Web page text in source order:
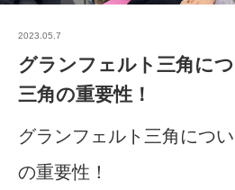
2023.05.7
グランフェルト三角に
三角の重要性！
グランフェルト三角につ
の重要性！